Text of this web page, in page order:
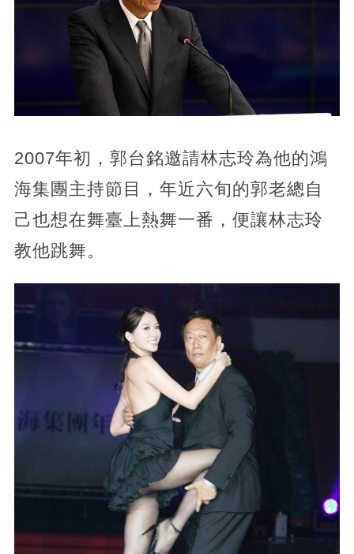
2007年初，郭台銘邀請林志玲為他的鴻
海集團主持節目，年近六旬的郭老總自
己也想在舞臺上熱舞一番，便讓林志玲
教他跳舞。